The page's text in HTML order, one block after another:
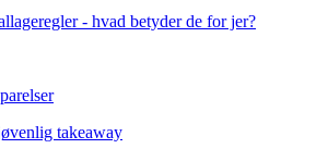
- hvad betyder de for jer?
takeaway